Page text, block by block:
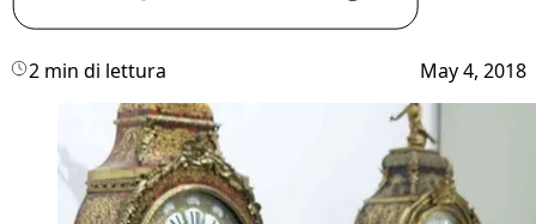
2 min di lettura May 4, 2018